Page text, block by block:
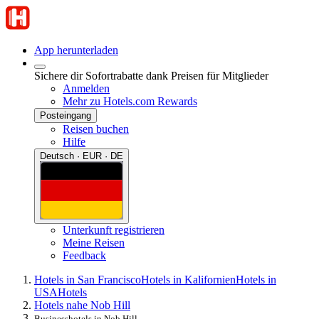
App herunterladen
Sichere dir Sofortrabatte dank Preisen für Mitglieder
Anmelden
Mehr zu Hotels.com Rewards
Posteingang
Reisen buchen
Hilfe
Deutsch · EUR · DE
Unterkunft registrieren
Meine Reisen
Feedback
Hotels in San FranciscoHotels in KalifornienHotels in
USAHotels
Hotels nahe Nob Hill